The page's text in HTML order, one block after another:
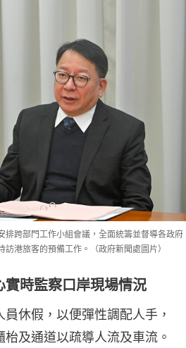
排跨部門工作小組會議，全面統籌並督導各政府
港旅客的預備工作。（政府新聞處圖片）
時監察口岸現場情況
休假，以便彈性調配人手，
及通道以疏導人流及車流。